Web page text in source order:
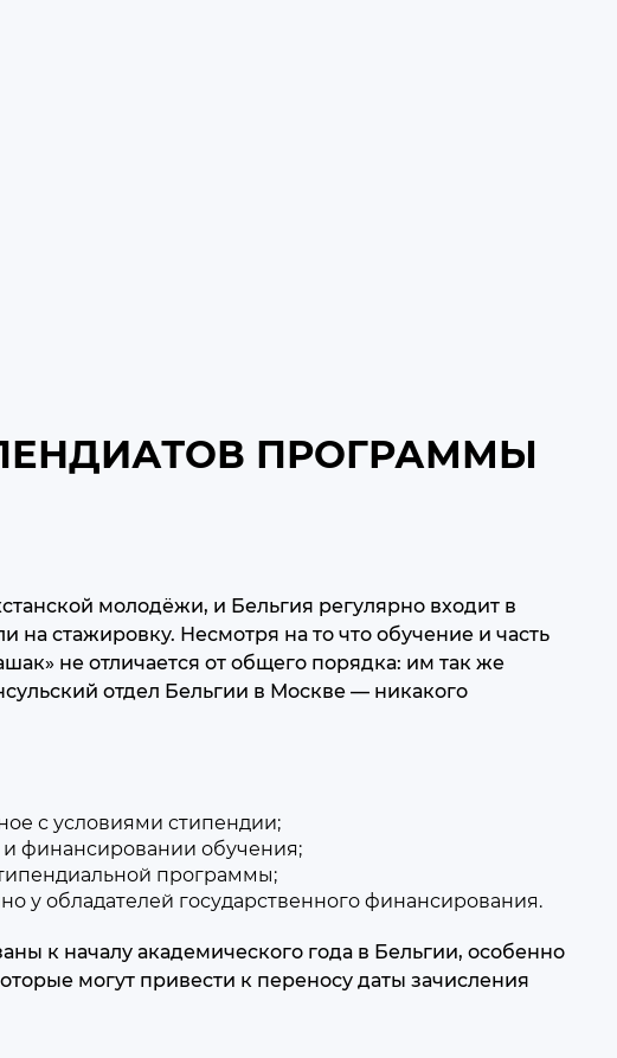
ПРОГРАММЫ
молодёжи, и Бельгия регулярно входит в
на стажировку. Несмотря на то что обучение и часть
не отличается от общего порядка: им так же
отдел Бельгии в Москве — никакого
с условиями стипендии;
финансировании обучения;
программы;
у обладателей государственного финансирования.
к началу академического года в Бельгии, особенно
могут привести к переносу даты зачисления